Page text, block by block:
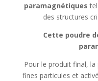
paramagnétiques
des structures
Cette poudre
Pour le produit final,
fines particules et